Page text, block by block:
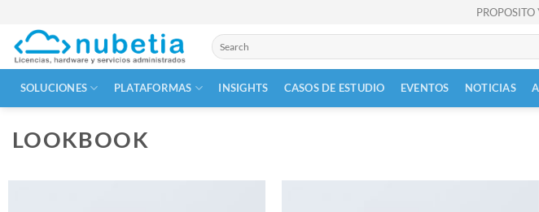
content
Buscar
por:
SOLUCIONES PLATAFORMAS INSIGHTS CASOS DE ESTUDIO EVENTOS NOTICIAS
LOOKBOOK